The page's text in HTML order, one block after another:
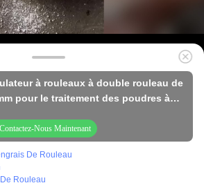
à rouleaux à double rouleau de
pour le traitement des poudres à
Contactez-Nous Maintenant
De Rouleau
Rouleau